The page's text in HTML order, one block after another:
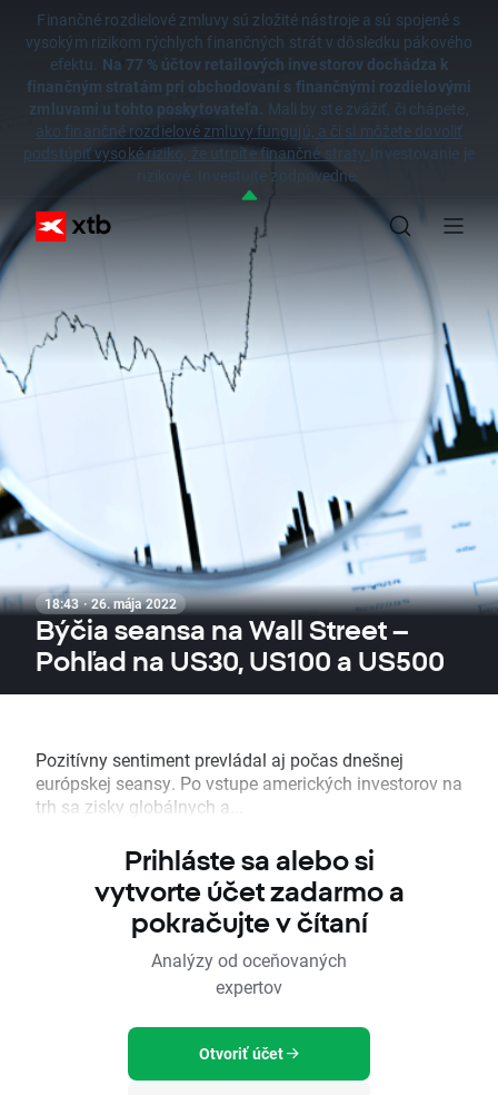
Finančné rozdielové zmluvy sú zložité nástroje a sú spojené s
vysokým rizikom rýchlych finančných strát v dôsledku pákového
efektu. Na 77 % účtov retailových investorov dochádza k
finančným stratám pri obchodovaní s finančnými rozdielovými
zmluvami u tohto poskytovateľa. Mali by ste zvážiť, či chápete,
ako finančné rozdielové zmluvy fungujú, a či si môžete dovoliť
podstúpiť vysoké riziko, že utrpíte finančné straty. Investovanie je
rizikové. Investujte zodpovedne.
18:43 · 26. mája 2022
Býčia seansa na Wall Street –
Pohľad na US30, US100 a US500
Pozitívny sentiment prevládal aj počas dnešnej
európskej seansy. Po vstupe amerických investorov na
trh sa zisky globálnych a...
Prihláste sa alebo si
vytvorte účet zadarmo a
pokračujte v čítaní
Analýzy od oceňovaných
expertov
Otvoriť účet